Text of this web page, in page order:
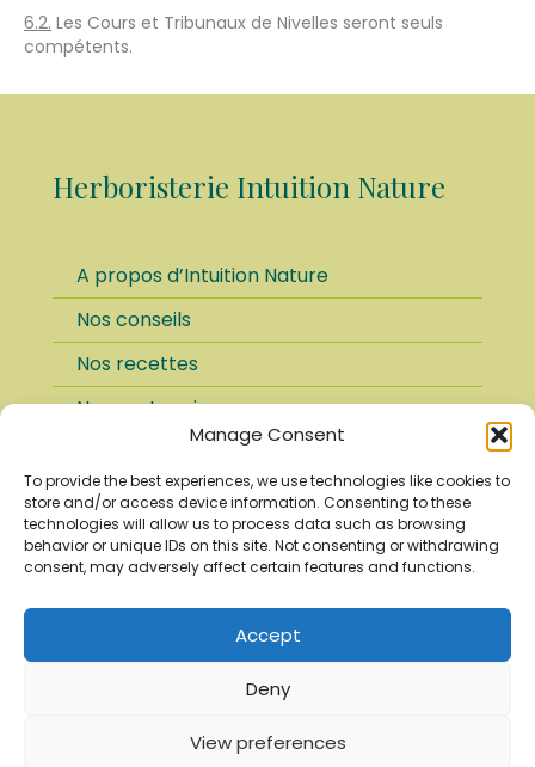
Manage Consent
To provide the best experiences, we use technologies like cookies to
store and/or access device information. Consenting to these
technologies will allow us to process data such as browsing
behavior or unique IDs on this site. Not consenting or withdrawing
consent, may adversely affect certain features and functions.
Accept
Deny
View preferences
6.2. Les Cours et Tribunaux de Nivelles seront seuls
compétents.
Herboristerie Intuition Nature
A propos d’Intuition Nature
Nos conseils
Nos recettes
Nos partenaires
Paiement sécurisé
Conditions d’utilisation
Mentions légales
Politique de confidentialité
Herboristerie Intuition Nature plantes, épices, thés, tisanes,
meilleure expérience sur notre site web.
Gérer les cookies